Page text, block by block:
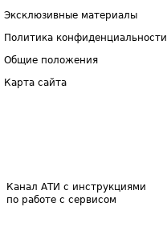
Эксклюзивные материалы
Политика конфиденциальности
Общие положения
Карта сайта
Канал АТИ с инструкциями
по работе с сервисом